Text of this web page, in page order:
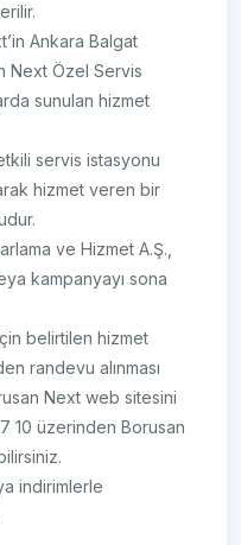
Ankara Balgat
Next Özel Servis
sunulan hizmet
servis istasyonu
hizmet veren bir
ve Hizmet A.Ş.,
kampanyayı sona
belirtilen hizmet
randevu alınması
Next web sitesini
10 üzerinden Borusan
indirimlerle